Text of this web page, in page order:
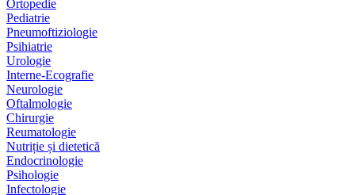
Ortopedie
Pediatrie
Pneumoftiziologie
Psihiatrie
Urologie
Interne-Ecografie
Neurologie
Oftalmologie
Chirurgie
Reumatologie
Nutriție și dietetică
Endocrinologie
Psihologie
Infectologie